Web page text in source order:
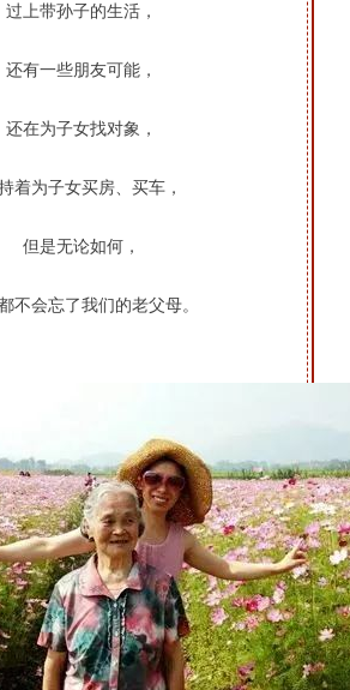
过上带孙子的生活，
还有一些朋友可能，
还在为子女找对象，
着为子女买房、买车，
但是无论如何，
不会忘了我们的老父母。